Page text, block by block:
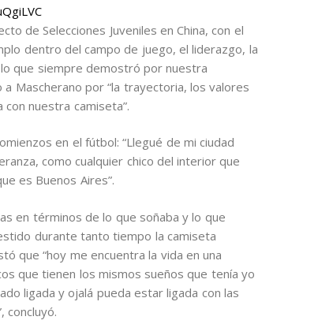
de Selecciones Juveniles en China, con el
dentro del campo de juego, el liderazgo, la
que siempre demostró por nuestra
Mascherano por “la trayectoria, los valores
nuestra camiseta”.
en el fútbol: “Llegué de mi ciudad
como cualquier chico del interior que
es Buenos Aires”.
en términos de lo que soñaba y lo que
durante tanto tiempo la camiseta
que “hoy me encuentra la vida en una
que tienen los mismos sueños que tenía yo
ligada y ojalá pueda estar ligada con las
concluyó.